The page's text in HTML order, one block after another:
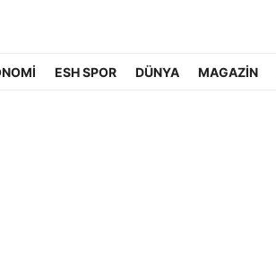
ESH SPOR DÜNYA MAGAZİN